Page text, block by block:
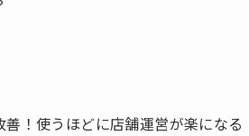
！使うほどに店舗運営が楽になる